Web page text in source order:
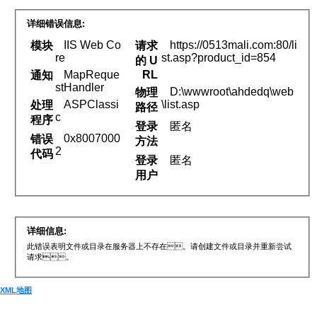
详细错误信息:
模块
IIS Web Co
re
通知
MapReque
stHandler
处理
程序
ASPClassi
c
错误
代码
0x8007000
2
请求
的 U
RL
https://0513mali.com:80/li
st.asp?product_id=854
物理
路径
D:\wwwroot\ahdedq\web
\list.asp
登录
方法
匿名
登录
用户
匿名
详细信息:
此错误表明文件或目录在服务器上不存在 。请创建文件或目录并重新尝试
请求。
XML地图